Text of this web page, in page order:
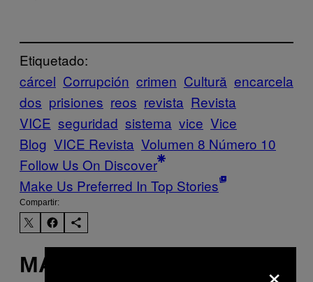
Etiquetado:
cárcel Corrupción crimen Cultură encarcela
dos prisiones reos revista Revista
VICE seguridad sistema vice Vice
Blog VICE Revista Volumen 8 Número 10
Follow Us On Discover
Make Us Preferred In Top Stories
Compartir:
MÁS DE LO MISMO ×